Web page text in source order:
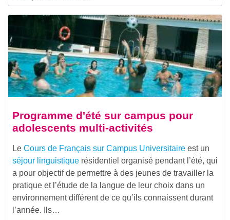
Programme d'été sur campus pour
adolescents multi-activités
Le Cours de Français sur Campus Universitaire est un
séjour linguistique résidentiel organisé pendant l’été, qui
a pour objectif de permettre à des jeunes de travailler la
pratique et l’étude de la langue de leur choix dans un
environnement différent de ce qu’ils connaissent durant
l’année. Ils…